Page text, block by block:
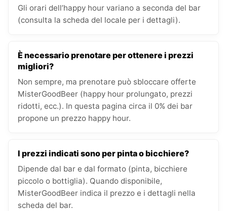
Gli orari dell’happy hour variano a seconda del bar
(consulta la scheda del locale per i dettagli).
È necessario prenotare per ottenere i prezzi
migliori?
Non sempre, ma prenotare può sbloccare offerte
MisterGoodBeer (happy hour prolungato, prezzi
ridotti, ecc.). In questa pagina circa il 0% dei bar
propone un prezzo happy hour.
I prezzi indicati sono per pinta o bicchiere?
Dipende dal bar e dal formato (pinta, bicchiere
piccolo o bottiglia). Quando disponibile,
MisterGoodBeer indica il prezzo e i dettagli nella
scheda del bar.